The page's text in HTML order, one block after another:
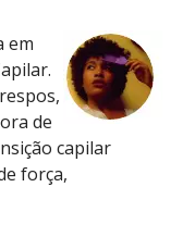
em
de
capilar
força,